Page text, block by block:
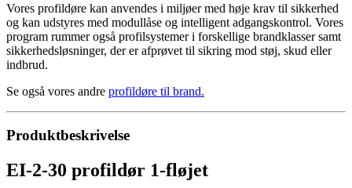
Vores profildøre kan anvendes i miljøer med høje krav til sikkerhed
og kan udstyres med modullåse og intelligent adgangskontrol. Vores
program rummer også profilsystemer i forskellige brandklasser samt
sikkerhedsløsninger, der er afprøvet til sikring mod støj, skud eller
indbrud.
Se også vores andre profildøre til brand.
Produktbeskrivelse
EI-2-30 profildør 1-fløjet